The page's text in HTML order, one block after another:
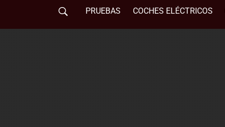
PRUEBAS COCHES ELÉCTRICOS